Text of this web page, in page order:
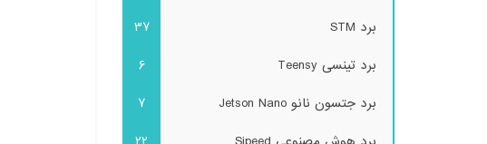
برد STM
37
برد تینسی Teensy
6
برد جتسون نانو Jetson Nano
7